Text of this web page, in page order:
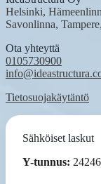
Helsinki,
Savonlinna,
Ota yhteyttä
0105730900
Tietosuojakäytäntö
Sähköiset laskut
Y-tunnus: